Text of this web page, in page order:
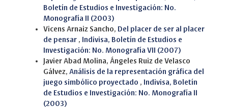
Boletín de Estudios e Investigación: No.
Monografía II (2003)
Vicens Arnaiz Sancho, Del placer de ser al placer
de pensar , Indivisa, Boletín de Estudios e
Investigación: No. Monografía VII (2007)
Javier Abad Molina, Ángeles Ruiz de Velasco
Gálvez, Análisis de la representación gráfica del
juego simbólico proyectado , Indivisa, Boletín
de Estudios e Investigación: No. Monografía II
(2003)